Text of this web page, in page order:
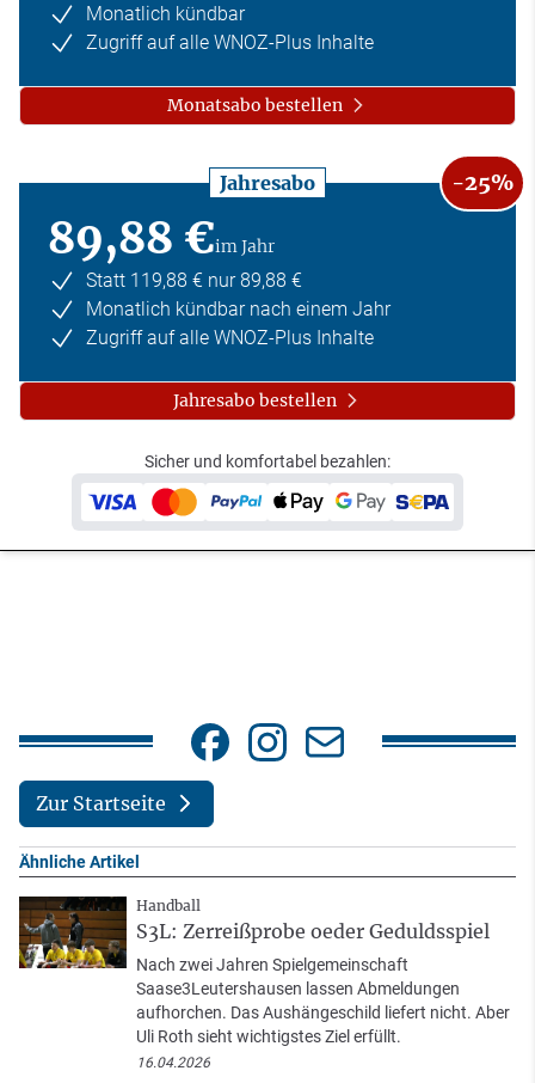
Monatlich kündbar
Zugriff auf alle WNOZ-Plus Inhalte
Monatsabo bestellen
Jahresabo -25%
89,88 €im Jahr
Statt 119,88 € nur 89,88 €
Monatlich kündbar nach einem Jahr
Zugriff auf alle WNOZ-Plus Inhalte
Jahresabo bestellen
Sicher und komfortabel bezahlen:
Zur Startseite
Ähnliche Artikel
Handball
S3L: Zerreißprobe oeder Geduldsspiel
Nach zwei Jahren Spielgemeinschaft
Saase3Leutershausen lassen Abmeldungen
aufhorchen. Das Aushängeschild liefert nicht. Aber
Uli Roth sieht wichtigstes Ziel erfüllt.
16.04.2026